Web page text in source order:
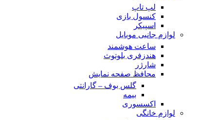
لپ تاپ
کنسول بازی
اسپیکر
لوازم جانبی موبایل
ساعت هوشمند
هندزفری بلوتوث
شارژر
محافظ صفحه نمایش
گلس بوف – گارانتی
بیمه
اکسسوری
لوازم خانگی